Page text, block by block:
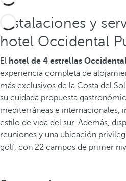
Instalaciones y
hotel Occidental
El hotel de 4 estrellas
experiencia completa de
más exclusivos de la Costa del
su cuidada propuesta
mediterráneas e internacionales,
estilo de vida del sur. Además,
reuniones y una ubicación
golf, con 22 campos de primer